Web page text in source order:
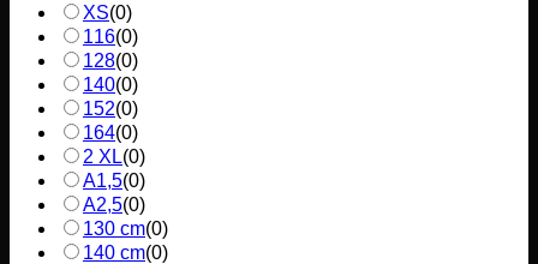
XS(0)
116(0)
128(0)
140(0)
152(0)
164(0)
2 XL(0)
A1,5(0)
A2,5(0)
130 cm(0)
140 cm(0)